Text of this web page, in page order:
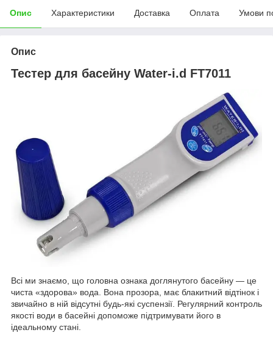
Опис Характеристики Доставка Оплата Умови
Опис
Тестер для басейну Water-i.d FT7011
Всі ми знаємо, що головна ознака доглянутого басейну — це
чиста «здорова» вода. Вона прозора, має блакитний відтінок і
звичайно в ній відсутні будь-які суспензії. Регулярний контроль
якості води в басейні допоможе підтримувати його в
ідеальному стані.